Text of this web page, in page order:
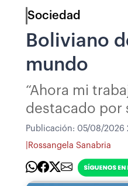
Sociedad
Boliviano
mundo
“Ahora mi
destacado por
Publicación: 05/08/2026
Rossangela Sanabria